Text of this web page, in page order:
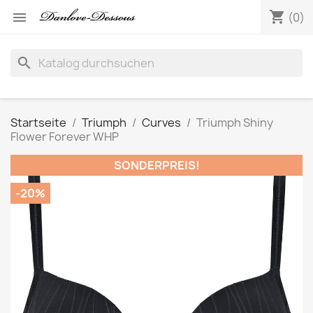
 shopping_cart (0)
search
Startseite Triumph Curves
Triumph Shiny
Flower Forever WHP
SONDERPREIS!
-20%